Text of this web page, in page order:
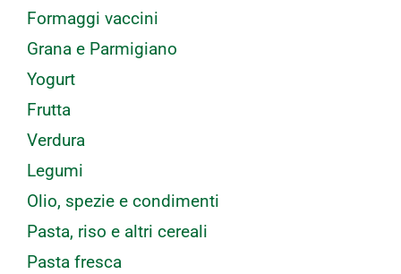
Formaggi vaccini
Grana e Parmigiano
Yogurt
Frutta
Verdura
Legumi
Olio, spezie e condimenti
Pasta, riso e altri cereali
Pasta fresca